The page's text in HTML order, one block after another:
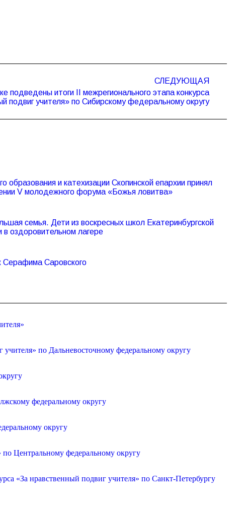
СЛЕДУЮЩАЯ
подведены итоги II межрегионального этапа конкурса
подвиг учителя» по Сибирскому федеральному округу
образования и катехизации Скопинской епархии принял
V молодежного форума «Божья ловитва»
семья. Дети из воскресных школ Екатеринбургской
в оздоровительном лагере
Серафима Саровского
по Дальневосточному федеральному округу
федеральному округу
округу
Центральному федеральному округу
«За нравственный подвиг учителя» по Санкт-Петербургу